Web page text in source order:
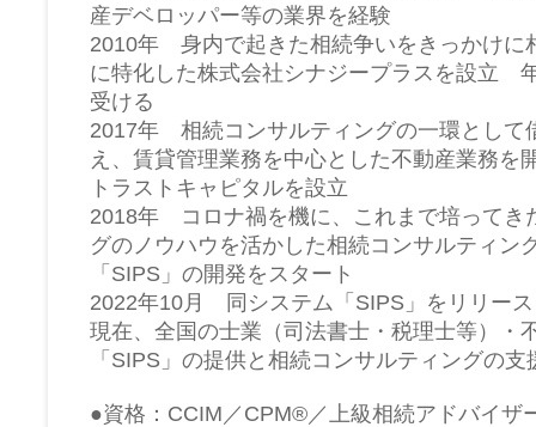
産デベロッパー等の業界を経験
2010年 身内で起きた相続争いをきっかけに
に特化した株式会社シナジープラスを設立
受ける
2017年 相続コンサルティングの一環として
え、賃貸管理業務を中心とした不動産業務を
トラストキャピタルを設立
2018年 コロナ禍を機に、これまで培ってき
グのノウハウを活かした相続コンサルティン
「SIPS」の開発をスタート
2022年10月 同システム「SIPS」をリリース
現在、全国の士業（司法書士・税理士等）・
「SIPS」の提供と相続コンサルティングの
●資格：CCIM／CPM®／上級相続アドバイザ